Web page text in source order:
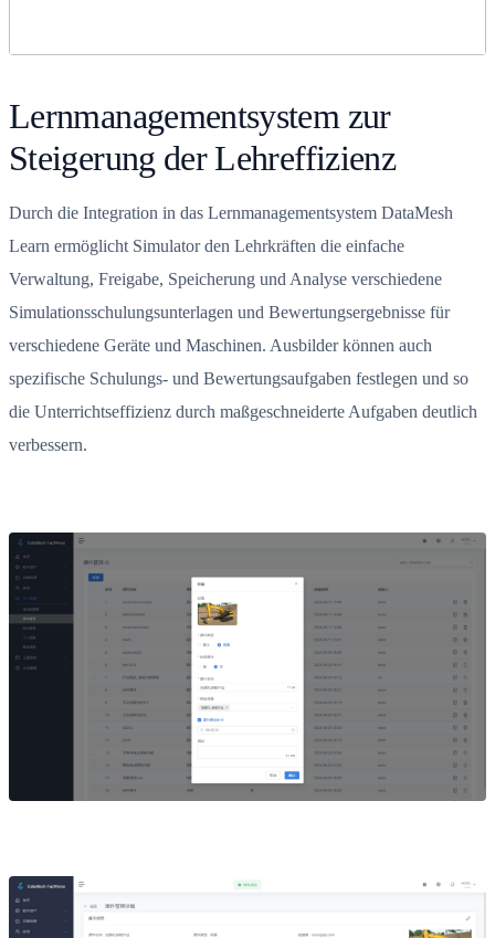
Lernmanagementsystem zur
Steigerung der Lehreffizienz
Durch die Integration in das Lernmanagementsystem DataMesh
Learn ermöglicht Simulator den Lehrkräften die einfache
Verwaltung, Freigabe, Speicherung und Analyse verschiedene
Simulationsschulungsunterlagen und Bewertungsergebnisse für
verschiedene Geräte und Maschinen. Ausbilder können auch
spezifische Schulungs- und Bewertungsaufgaben festlegen und so
die Unterrichtseffizienz durch maßgeschneiderte Aufgaben deutlich
verbessern.